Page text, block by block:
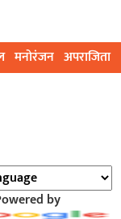
मनोरंजन अपराजिता
by